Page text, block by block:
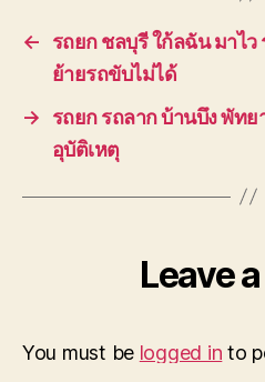
←
รถยก ชลบุรี ใก้ลฉัน มาไ
ย้ายรถขับไม่ได้
→
รถยก รถลาก บ้านบึง พัท
อุบัติเหตุ
Leave
You must be logged in to